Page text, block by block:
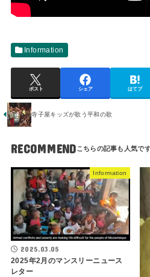
Information
ポスト シェア はてブ
寺子屋キッズが歌う平和の歌
RECOMMEND
Information
2025.03.05
2025年2月のマンスリーニュース
レター